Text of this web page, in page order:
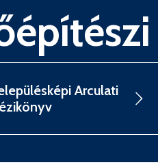
Arculati